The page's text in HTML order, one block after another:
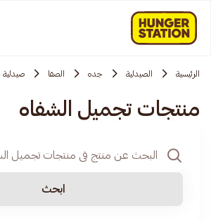
الرئيسية الصيدلية جده الصفا صيدلية
منتجات تجميل الشفاه
ابحث